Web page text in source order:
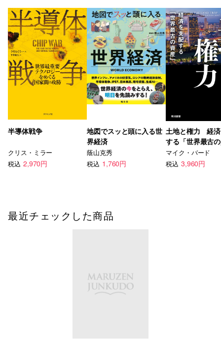
半導体戦争
クリス・ミラー
税込 2,970円
地図でスッと頭に入る世
界経済
蔭山克秀
税込 1,760円
土地と権力 経
する「世界最古
マイク・バード
税込 3,960円
最近チェックした商品